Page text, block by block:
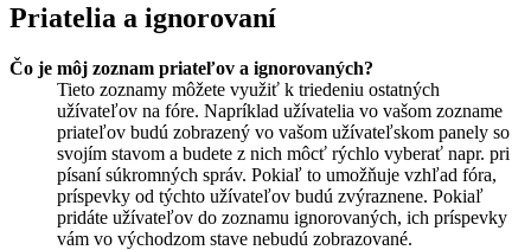
Priatelia a ignorovaní
Čo je môj zoznam priateľov a ignorovaných?
Tieto zoznamy môžete využiť k triedeniu ostatných
užívateľov na fóre. Napríklad užívatelia vo vašom zozname
priateľov budú zobrazený vo vašom užívateľskom panely so
svojím stavom a budete z nich môcť rýchlo vyberať napr. pri
písaní súkromných správ. Pokiaľ to umožňuje vzhľad fóra,
príspevky od týchto užívateľov budú zvýraznene. Pokiaľ
pridáte užívateľov do zoznamu ignorovaných, ich príspevky
vám vo východzom stave nebudú zobrazované.